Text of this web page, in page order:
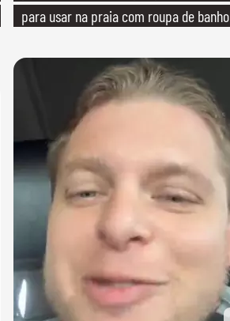
para usar na praia com roupa de banho